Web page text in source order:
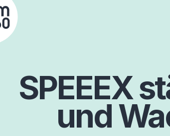
SPEEEX
und